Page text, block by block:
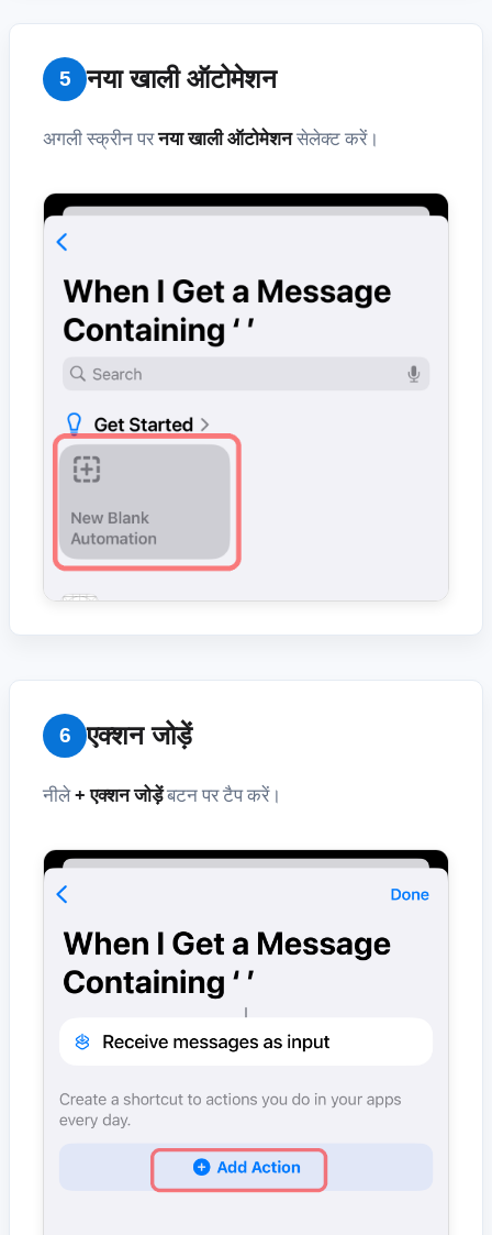
5 नया खाली ऑटोमेशन
अगली स्क्रीन परनया खाली ऑटोमेशनसेलेक्ट करें।
6 एक्शन जोड़ें
नीले+ एक्शन जोड़ेंबटन पर टैप करें।